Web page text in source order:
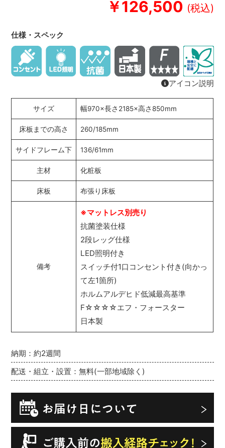
￥126,500
納期：約2週間
配送・組立・設置：無料(一部地域除く)
仕様・スペック
アイコン説明
サイズ 幅970×長さ2185×高さ850mm
床板までの高さ 260/185mm
サイドフレーム下 136/61mm
主材 化粧板
床板 布張り床板
備考
※マットレス別売り
抗菌塗装仕様
2段レッグ仕様
LED照明付き
スイッチ付1口コンセント付き(向かっ
て左1箇所)
ホルムアルデヒド低減最高基準
F☆☆☆☆エフ・フォースター
日本製